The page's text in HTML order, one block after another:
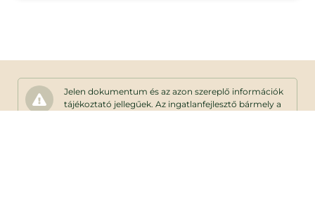
Jelen dokumentum és az azon szereplő információk
tájékoztató jellegűek. Az ingatlanfejlesztő bármely a